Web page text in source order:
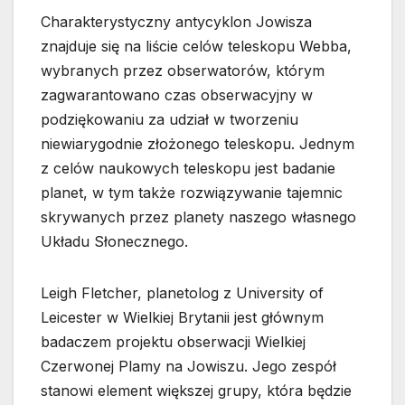
Charakterystyczny antycyklon Jowisza
znajduje się na liście celów teleskopu Webba,
wybranych przez obserwatorów, którym
zagwarantowano czas obserwacyjny w
podziękowaniu za udział w tworzeniu
niewiarygodnie złożonego teleskopu. Jednym
z celów naukowych teleskopu jest badanie
planet, w tym także rozwiązywanie tajemnic
skrywanych przez planety naszego własnego
Układu Słonecznego.
Leigh Fletcher, planetolog z University of
Leicester w Wielkiej Brytanii jest głównym
badaczem projektu obserwacji Wielkiej
Czerwonej Plamy na Jowiszu. Jego zespół
stanowi element większej grupy, która będzie